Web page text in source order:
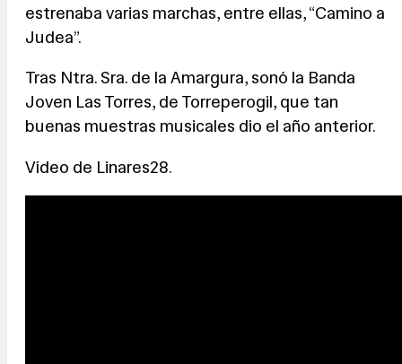
estrenaba varias marchas, entre ellas, “Camino a
Judea”.
Tras Ntra. Sra. de la Amargura, sonó la Banda
Joven Las Torres, de Torreperogil, que tan
buenas muestras musicales dio el año anterior.
Vídeo de Linares28.